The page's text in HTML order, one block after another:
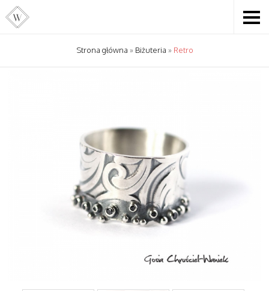
Strona główna » Biżuteria » Retro